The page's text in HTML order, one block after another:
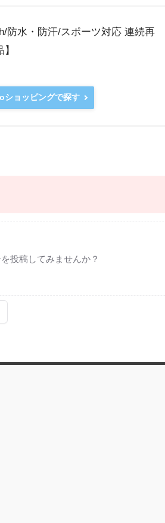
防水・防汗/スポーツ対応 連続再
ショッピングで探す
投稿してみませんか？